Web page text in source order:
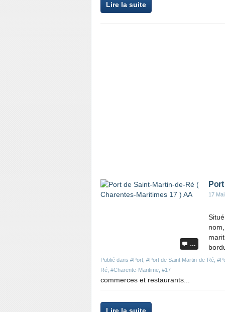
Lire la suite
a
…
17
Publié dans #Port #Port de Saint Martin-de-Ré
Ré #Charente-Maritime #17
commerces et restaurants...